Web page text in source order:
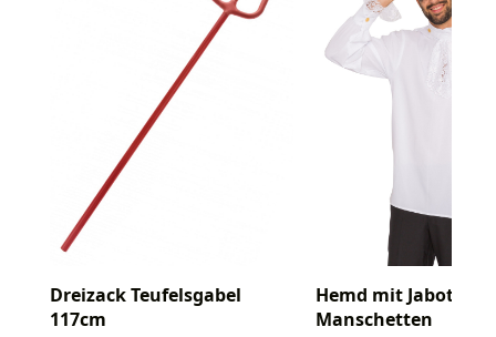
Dreizack Teufelsgabel
117cm
Hemd mit Jabot und
Manschetten